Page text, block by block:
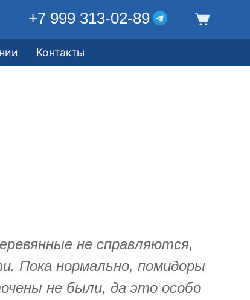
+7 999 313-02-89
Контакты
не справляются,
Пока нормально, помидоры
не были, да это особо